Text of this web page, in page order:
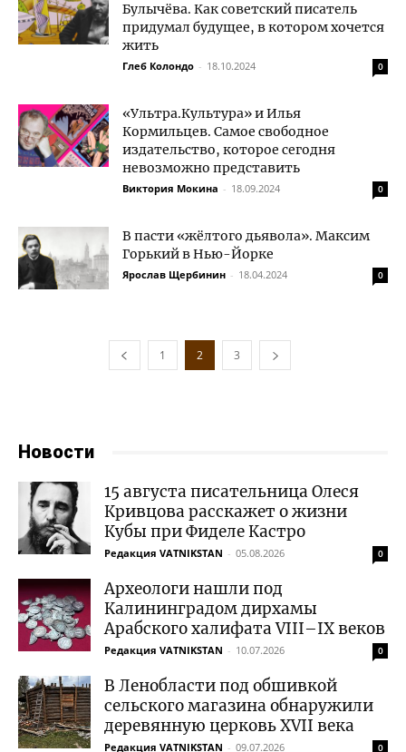
Булычёва. Как советский писатель
придумал будущее, в котором хочется
жить
Глеб Колондо - 18.10.2024 0
«Ультра.Культура» и Илья
Кормильцев. Самое свободное
издательство, которое сегодня
невозможно представить
Виктория Мокина - 18.09.2024 0
В пасти «жёлтого дьявола». Максим
Горький в Нью-Йорке
Ярослав Щербинин - 18.04.2024 0
1 2 3
Новости
15 августа писательница Олеся
Кривцова расскажет о жизни
Кубы при Фиделе Кастро
Редакция VATNIKSTAN - 05.08.2026 0
Археологи нашли под
Калининградом дирхамы
Арабского халифата VIII–IX веков
Редакция VATNIKSTAN - 10.07.2026 0
В Ленобласти под обшивкой
сельского магазина обнаружили
деревянную церковь XVII века
Редакция VATNIKSTAN - 09.07.2026 0